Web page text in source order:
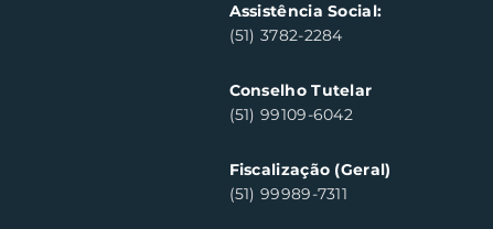
Assistência Social:
(51) 3782-2284
Conselho Tutelar
(51) 99109-6042
Fiscalização (Geral)
(51) 99989-7311